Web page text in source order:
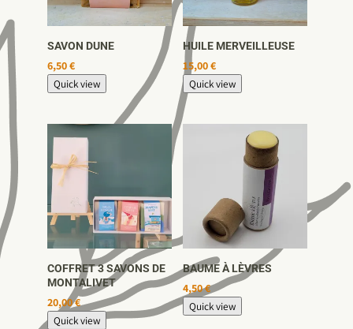
SAVON DUNE
6,50€
Quick view
HUILE MERVEILLEUSE
15,00€
Quick view
COFFRET 3 SAVONS DE
MONTALIVET
20,00€
Quick view
BAUME À LÈVRES
4,50€
Quick view